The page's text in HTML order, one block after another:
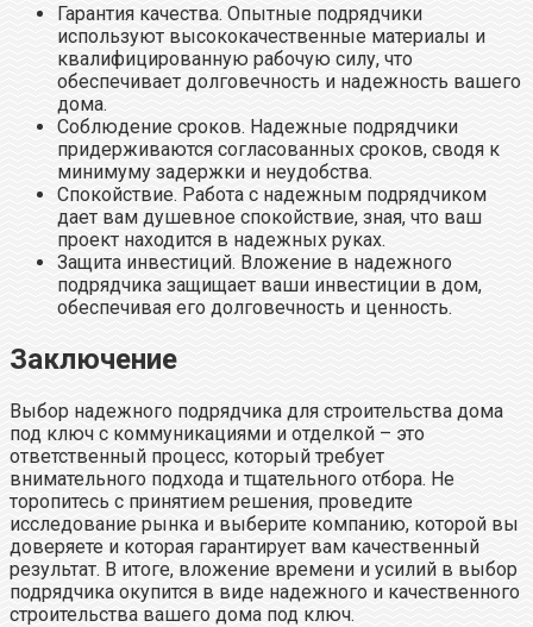
Гарантия качества. Опытные подрядчики
используют высококачественные материалы и
квалифицированную рабочую силу, что
обеспечивает долговечность и надежность вашего
дома.
Соблюдение сроков. Надежные подрядчики
придерживаются согласованных сроков, сводя к
минимуму задержки и неудобства.
Спокойствие. Работа с надежным подрядчиком
дает вам душевное спокойствие, зная, что ваш
проект находится в надежных руках.
Защита инвестиций. Вложение в надежного
подрядчика защищает ваши инвестиции в дом,
обеспечивая его долговечность и ценность.
Заключение
Выбор надежного подрядчика для строительства дома
под ключ с коммуникациями и отделкой – это
ответственный процесс, который требует
внимательного подхода и тщательного отбора. Не
торопитесь с принятием решения, проведите
исследование рынка и выберите компанию, которой вы
доверяете и которая гарантирует вам качественный
результат. В итоге, вложение времени и усилий в выбор
подрядчика окупится в виде надежного и качественного
строительства вашего дома под ключ.